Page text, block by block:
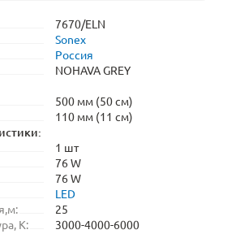
7670/ELN
Sonex
Россия
NOHAVA GREY
500 мм (50 см)
110 мм (11 см)
1 шт
76 W
76 W
LED
25
K:
3000-4000-6000